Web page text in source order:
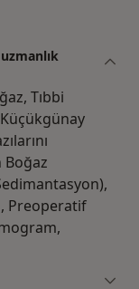
Tıbbi
Preoperatif